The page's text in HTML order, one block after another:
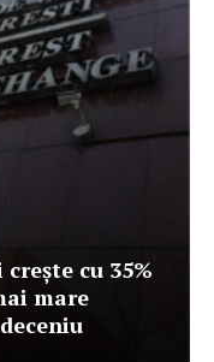
cu 35%
mare